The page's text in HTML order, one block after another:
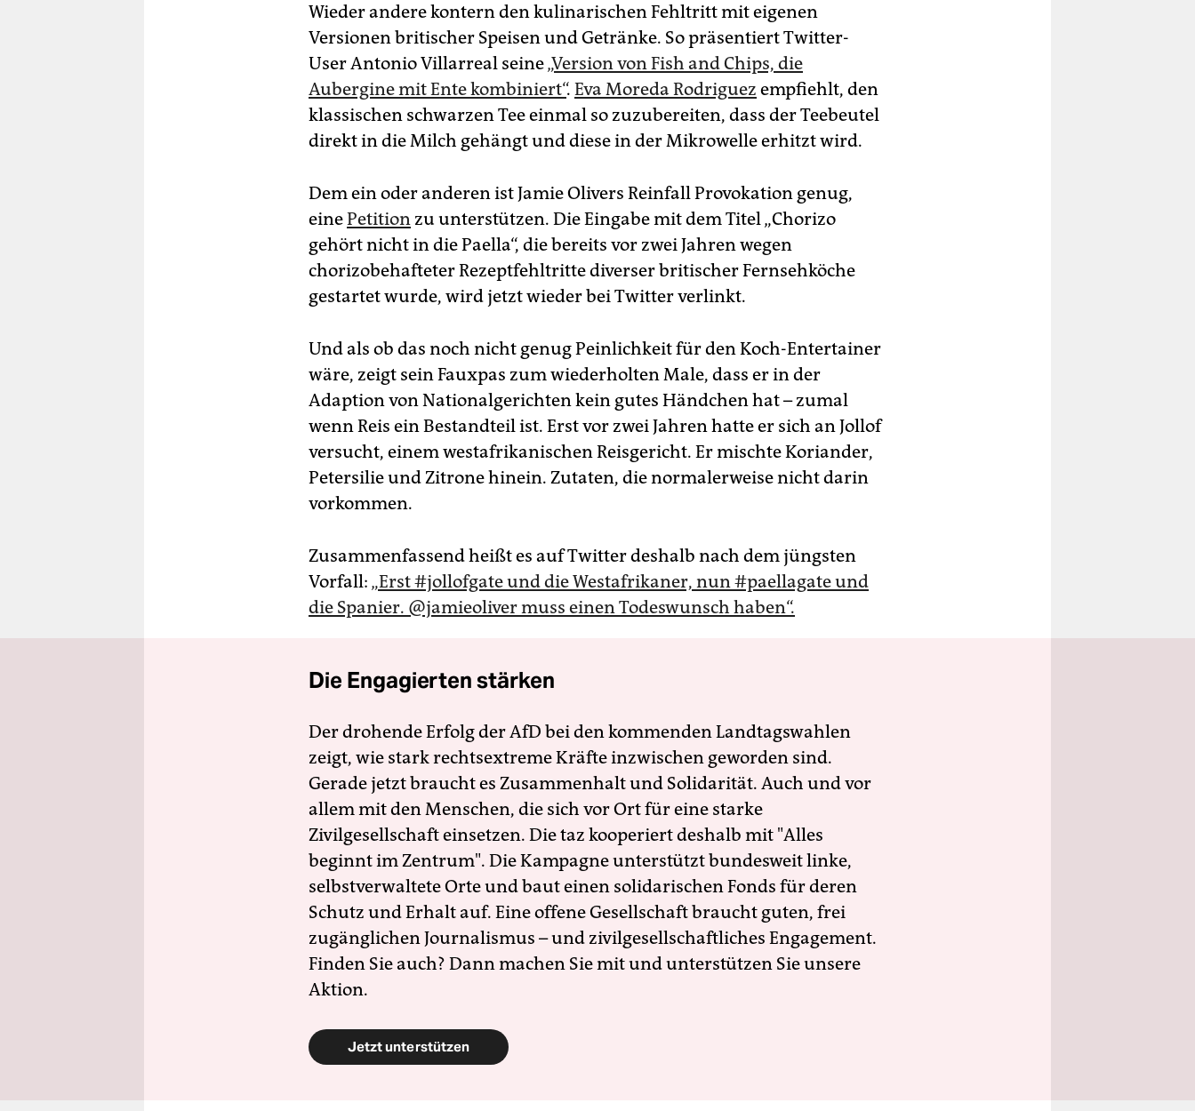
Wieder andere kontern den kulinarischen Fehltritt mit eigenen
Versionen britischer Speisen und Getränke. So präsentiert Twitter-
User Antonio Villarreal seine„Version von Fish and Chips, die
Aubergine mit Ente kombiniert“. Eva Moreda Rodriguez empfiehlt, den
klassischen schwarzen Tee einmal so zuzubereiten, dass der Teebeutel
direkt in die Milch gehängt und diese in der Mikrowelle erhitzt wird.
Dem ein oder anderen ist Jamie Olivers Reinfall Provokation genug,
einePetition zu unterstützen. Die Eingabe mit dem Titel „Chorizo
gehört nicht in die Paella“, die bereits vor zwei Jahren wegen
chorizobehafteter Rezeptfehltritte diverser britischer Fernsehköche
gestartet wurde, wird jetzt wieder bei Twitter verlinkt.
Und als ob das noch nicht genug Peinlichkeit für den Koch-Entertainer
wäre, zeigt sein Fauxpas zum wiederholten Male, dass er in der
Adaption von Nationalgerichten kein gutes Händchen hat – zumal
wenn Reis ein Bestandteil ist. Erst vor zwei Jahren hatte er sich an Jollof
versucht, einem westafrikanischen Reisgericht. Er mischte Koriander,
Petersilie und Zitrone hinein. Zutaten, die normalerweise nicht darin
vorkommen.
Zusammenfassend heißt es auf Twitter deshalb nach dem jüngsten
Vorfall: „Erst #jollofgate und die Westafrikaner, nun #paellagate und
die Spanier. @jamieoliver muss einen Todeswunsch haben“.
Die Engagierten stärken
Der drohende Erfolg der AfD bei den kommenden Landtagswahlen
zeigt, wie stark rechtsextreme Kräfte inzwischen geworden sind.
Gerade jetzt braucht es Zusammenhalt und Solidarität. Auch und vor
allem mit den Menschen, die sich vor Ort für eine starke
Zivilgesellschaft einsetzen. Die taz kooperiert deshalb mit "Alles
beginnt im Zentrum". Die Kampagne unterstützt bundesweit linke,
selbstverwaltete Orte und baut einen solidarischen Fonds für deren
Schutz und Erhalt auf. Eine offene Gesellschaft braucht guten, frei
zugänglichen Journalismus – und zivilgesellschaftliches Engagement.
Finden Sie auch? Dann machen Sie mit und unterstützen Sie unsere
Aktion.
Jetzt unterstützen